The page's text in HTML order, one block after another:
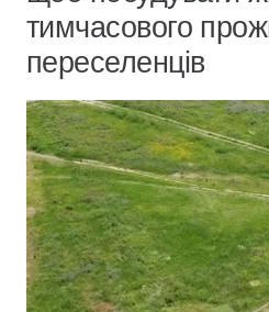
тимчасового
переселенців